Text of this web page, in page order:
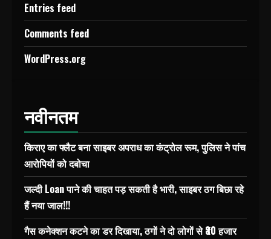
Entries feed
Comments feed
WordPress.org
नवीनतम
किराए का फ्लैट बना साइबर अपराध का कंट्रोल रूम, पुलिस ने पांच
आरोपियों को दबोचा
जल्दी Loan पाने की चाहत पड़ सकती है भारी, साइबर ठग बिछा रहे
हैं नया जाल!!!
गैस कनेक्शन कटने का डर दिखाया, ठगों ने दो लोगों से ₹30 हजार